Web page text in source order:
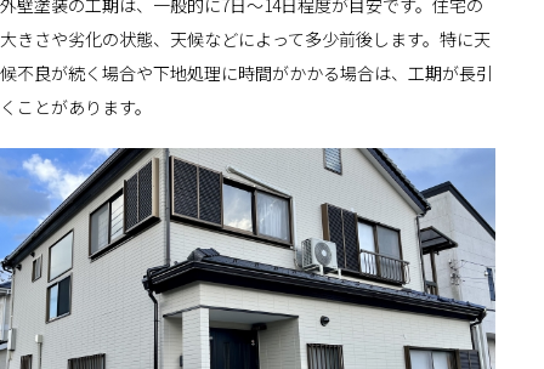
外壁塗装の工期は、一般的に7日〜14日程度が目安です。住宅の
大きさや劣化の状態、天候などによって多少前後します。特に天
候不良が続く場合や下地処理に時間がかかる場合は、工期が長引
くことがあります。